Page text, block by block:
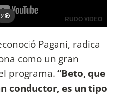
Pagani, radica
como un gran
programa. “Beto, que
conductor, es un tipo